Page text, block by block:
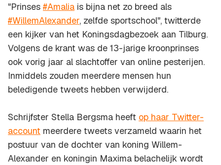
"Prinses #Amalia is bijna net zo breed als
#WillemAlexander, zelfde sportschool", twitterde
een kijker van het Koningsdagbezoek aan Tilburg.
Volgens de krant was de 13-jarige kroonprinses
ook vorig jaar al slachtoffer van online pesterijen.
Inmiddels zouden meerdere mensen hun
beledigende tweets hebben verwijderd.
Schrijfster Stella Bergsma heeft op haar Twitter-
account meerdere tweets verzameld waarin het
postuur van de dochter van koning Willem-
Alexander en koningin Maxima belachelijk wordt